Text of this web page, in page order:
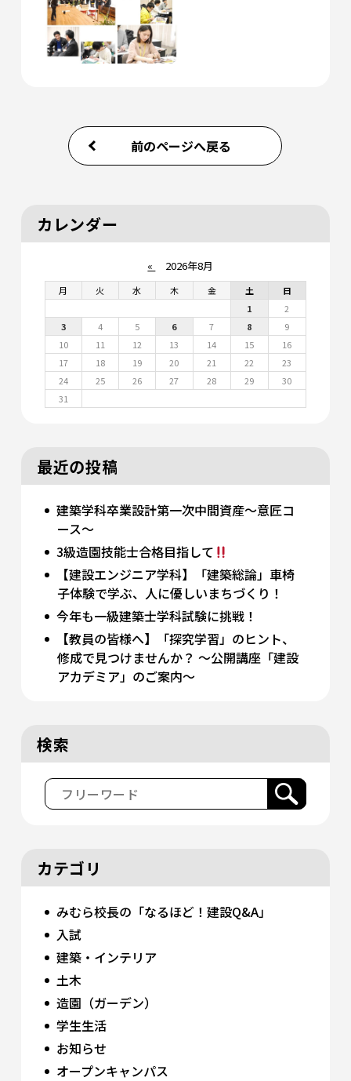
前のページへ戻る
カレンダー
« 2026年8月
月 火 水 木 金 土
日
1
2
3
4 5 6 7 8
9
10
11 12 13 14 15
16
17
18 19 20 21 22
23
24
25 26 27 28 29
30
31
最近の投稿
建築学科卒業設計第一次中間資産～意匠コ
ース～
3級造園技能士合格目指して
【建設エンジニア学科】「建築総論」車椅
子体験で学ぶ、人に優しいまちづくり！
今年も一級建築士学科試験に挑戦！
【教員の皆様へ】「探究学習」のヒント、
修成で見つけませんか？ 〜公開講座「建設
アカデミア」のご案内〜
検索
カテゴリ
みむら校長の「なるほど！建設Q&A」
入試
建築・インテリア
土木
造園（ガーデン）
学生生活
お知らせ
オープンキャンパス